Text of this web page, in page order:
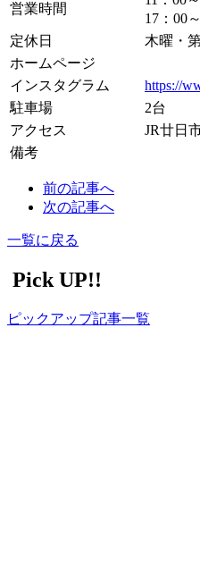
営業時間
17：00
定休日
木曜・
ホームページ
インスタグラム
https://
駐車場
2台
アクセス
JR廿日
備考
前の記事へ
次の記事へ
一覧に戻る
Pick UP!!
ピックアップ記事一覧